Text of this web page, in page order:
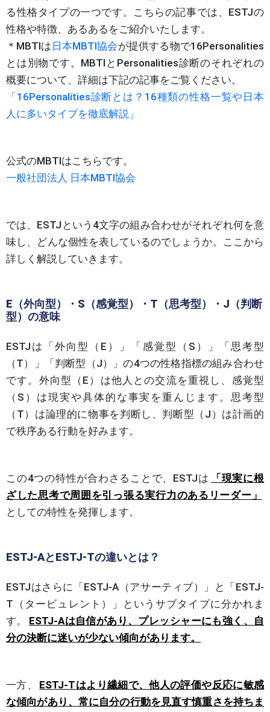
る性格タイプの一つです。こちらの記事では、ESTJの
性格や特徴、あるあるをご紹介いたします。
＊MBTIは 日本MBTI協会が提供する物で16Personalities
とは別物です。MBTIとPersonalities診断のそれぞれの
概要について、詳細は下記の記事をご覧ください。
「16Personalities診断とは？16種類の性格一覧や日本
人に多いタイプを徹底解説」
公式のMBTIはこちらです。
一般社団法人 日本MBTI協会
では、ESTJという4文字の組み合わせがそれぞれ何を意
味し、どんな個性を表しているのでしょうか。ここから
詳しく解説していきます。
E（外向型）・S（感覚型）・T（思考型）・J（判断
型）の意味
ESTJは「外向型（E）」「感覚型（S）」「思考型
（T）」「判断型（J）」の4つの性格指標の組み合わせ
です。外向型（E）は他人との交流を重視し、感覚型
（S）は現実や具体的な事実を重んじます。思考型
（T）は論理的に物事を判断し、判断型（J）は計画的
で秩序ある行動を好みます。
この4つの特性が合わさることで、ESTJは
「現実に根
ざした思考で周囲を引っ張る実行力のあるリーダー」
としての特性を発揮します。
ESTJ-AとESTJ-Tの違いとは？
ESTJはさらに「ESTJ-A（アサーティブ）」と「ESTJ-
T（タービュレント）」というサブタイプに分かれま
す。
ESTJ-Aは自信があり、プレッシャーにも強く、自
分の決断に迷いが少ない傾向があります。
一方、
ESTJ-Tはより繊細で、他人の評価や反応に敏感
な傾向があり、常に自分の行動を見直す慎重さを持ちま